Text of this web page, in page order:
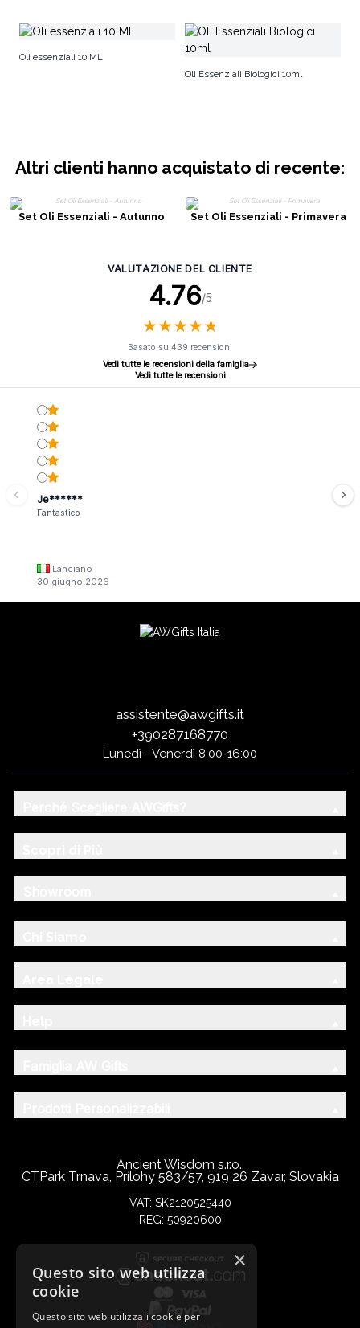
Oli essenziali 10 ML
Oli Essenziali Biologici 10ml
Altri clienti hanno acquistato di recente:
Set Oli Essenziali - Autunno Set Oli Essenziali - Primavera
VALUTAZIONE DEL CLIENTE
4.76/5
★★★★★
★★★★★
Basato su 439 recensioni
Vedi tutte le recensioni della famiglia
Vedi tutte le recensioni
Je******
Fantastico
Lanciano
30 giugno 2026
assistente@awgifts.it
+390287168770
Lunedì - Venerdì 8:00-16:00
Ancient Wisdom s.r.o.,
CTPark Trnava, Prílohy 583/57, 919 26 Zavar, Slovakia
VAT: SK2120525440
REG: 50920600
×
Questo sito web utilizza
cookie
Questo sito web utilizza i cookie per